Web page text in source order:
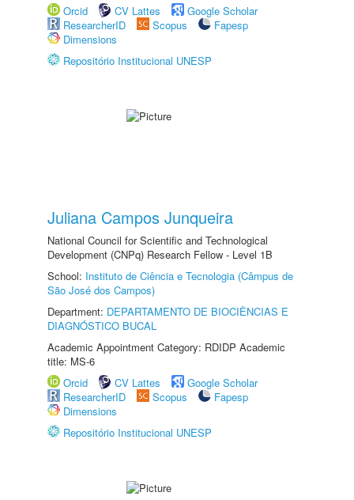
Orcid
CV Lattes
Google Scholar
ResearcherID
Scopus
Fapesp
Dimensions
Repositório Institucional UNESP
Juliana Campos Junqueira
National Council for Scientific and Technological
Development (CNPq) Research Fellow - Level 1B
School: Instituto de Ciência e Tecnologia (Câmpus de
São José dos Campos)
Department: DEPARTAMENTO DE BIOCIÊNCIAS E
DIAGNÓSTICO BUCAL
Academic Appointment Category: RDIDP Academic
title: MS-6
Orcid
CV Lattes
Google Scholar
ResearcherID
Scopus
Fapesp
Dimensions
Repositório Institucional UNESP